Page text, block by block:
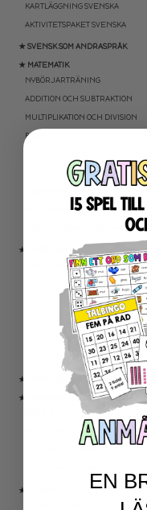
KARTLÄGGNING SVENSKA
AKTIVITETSPAKET SVENSKA
★ SVENSK SOM ANDRASPRÅK
★ MATEMATIK
NYBÖRJARTRÄNING
ADDITION OCH SUBTRAKTION
MULTIPLIKATION OCH DIVISION
BRÅK
TID: KLOCKAN OCH KALENDER
KARTLÄGGNING MATEMATIK
AKTIVITETSPAKET MATEMATIK
★ ENGELSKA
ENGELSKA LÄSNING
ENGELSK SKRIVNING
ENGELSKA ORD- OCH BEGREPP
ENGELSK GRAMATIK
ENGELSKA HÖGFREKVENTA ORD
ENGELSK MUNTLIGA FÄRDIGHET
★ UTOMHUSPEDAGOGIK
★ ANDRA ÄMNEN
SOCIALA FÄRDIGHETER
SAMHÄLLSKUNSKAP
★ SERIER
EN